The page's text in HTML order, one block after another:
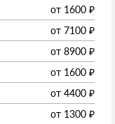
от 1600 ₽
от 7100 ₽
от 8900 ₽
от 1600 ₽
от 4400 ₽
от 1300 ₽